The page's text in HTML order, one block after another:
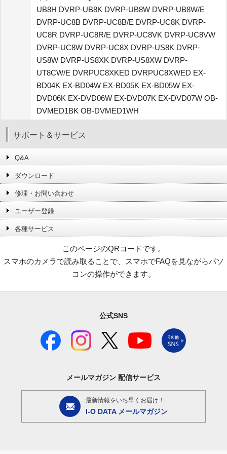
UB8H DVRP-UB8K DVRP-UB8W DVRP-UB8W/E
DVRP-UC8B DVRP-UC8B/E DVRP-UC8K DVRP-
UC8R DVRP-UC8R/E DVRP-UC8VK DVRP-UC8VW
DVRP-UC8W DVRP-UC8X DVRP-US8K DVRP-
US8W DVRP-US8XK DVRP-US8XW DVRP-
UT8CW/E DVRPUC8XKED DVRPUC8XWED EX-
BD04K EX-BD04W EX-BD05K EX-BD05W EX-
DVD06K EX-DVD06W EX-DVD07K EX-DVD07W OB-
DVMED1BK OB-DVMED1WH
サポート＆サービス
Q&A
ダウンロード
修理・お問い合わせ
ユーザー登録
各種サービス
このページのQRコードです。
スマホのカメラで読み取ることで、スマホでFAQを見ながらパソ
コンの操作ができます。
公式SNS
メールマガジン 配信サービス
最新情報をいち早くお届け！
I-O DATA メールマガジン